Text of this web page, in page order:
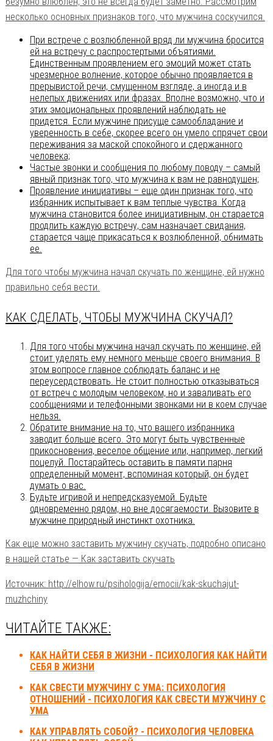
несколько основных признаков того, что мужчина соскучился.
При встрече с возлюбленной вряд ли мужчина бросится
ей на встречу с распростертыми объятиями.
Единственным проявлением его эмоций может стать
чрезмерное волнение, которое обычно проявляется в
прерывистой речи, смущенном взгляде, а иногда и в
нелепых движениях или фразах. Вполне возможно, что и
этих эмоциональных проявлений наблюдать не
придется. Если мужчине присуще самообладание и
уверенность в себе, скорее всего он умело спрячет свои
переживания за маской спокойного и сдержанного
человека;
Частые звонки и сообщения по любому поводу – самый
явный признак того, что мужчина к вам не равнодушен;
Проявление инициативы – еще один признак того, что
избранник испытывает к вам теплые чувства. Когда
мужчина становится более инициативным, он старается
продлить каждую встречу, сам назначает свидания,
старается чаще прикасаться к возлюбленной, обнимать
ее.
Для того чтобы мужчина начал скучать по женщине, ей нужно
правильно себя вести.
КАК СДЕЛАТЬ, ЧТОБЫ МУЖЧИНА СКУЧАЛ?
Для того чтобы мужчина начал скучать по женщине, ей
стоит уделять ему немного меньше своего внимания. В
этом вопросе главное соблюдать баланс и не
переусердствовать. Не стоит полностью отказываться
от встреч с молодым человеком, но и заваливать его
сообщениями и телефонными звонками ни в коем случае
нельзя.
Обратите внимание на то, что вашего избранника
заводит больше всего. Это могут быть чувственные
прикосновения, веселое общение или, например, легкий
поцелуй. Постарайтесь оставить в памяти парня
определенный момент, вспоминая который, он будет
думать о вас.
Будьте игривой и непредсказуемой. Будьте
одновременно рядом, но вне досягаемости. Вызовите в
мужчине природный инстинкт охотника.
Как еще можно заставить мужчину скучать, подробно описано
в нашей статье — Как заставить скучать
Источник: http://elhow.ru/psihologija/emocii/kak-skuchajut-
muzhchiny
ЧИТАЙТЕ ТАКЖЕ:
КАК НАЙТИ СЕБЯ В ЖИЗНИ - ПСИХОЛОГИЯ КАК НАЙТИ
СЕБЯ В ЖИЗНИ
КАК СВЕСТИ МУЖЧИНУ С УМА: ПСИХОЛОГИЯ
ОТНОШЕНИЙ - ПСИХОЛОГИЯ КАК СВЕСТИ МУЖЧИНУ С
УМА
КАК УПРАВЛЯТЬ СОБОЙ? - ПСИХОЛОГИЯ ЧЕЛОВЕКА